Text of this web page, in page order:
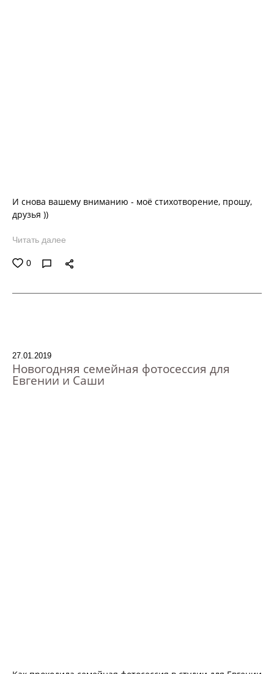
И снова вашему вниманию - моё стихотворение, прошу,
друзья ))
Читать далее
0
Новогодняя семейная фотосессия для
Евгении и Саши
27.01.2019